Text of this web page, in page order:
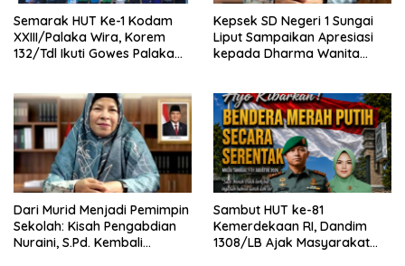
Semarak HUT Ke-1 Kodam
XXIII/Palaka Wira, Korem
132/Tdl Ikuti Gowes Palaka
Kepsek SD Negeri 1 Sungai
Liput Sampaikan Apresiasi
kepada Dharma Wanita
Sekolah
Dari Murid Menjadi Pemimpin
Sekolah: Kisah Pengabdian
Nuraini, S.Pd. Kembali
Sambut HUT ke-81
Kemerdekaan RI, Dandim
1308/LB Ajak Masyarakat